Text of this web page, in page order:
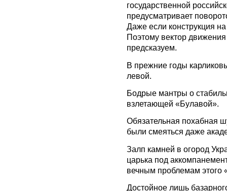
государственной
предусматривает
Даже если конструкция
Поэтому вектор
предсказуем.
В прежние годы
левой.
Бодрые мантры о
взлетающей «Булавой».
Обязательная похабная
были смеяться даже
Залп камней в огород
царька под
вечным проблемам этого
Достойное лишь